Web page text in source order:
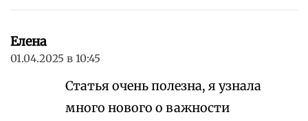
Елена
01.04.2025 в 10:45
Статья очень полезна, я узнала
много нового о важности